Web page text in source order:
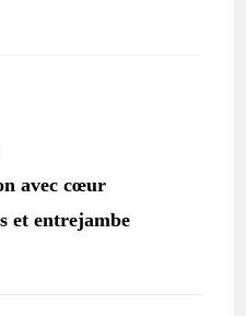
avec cœur
et entrejambe